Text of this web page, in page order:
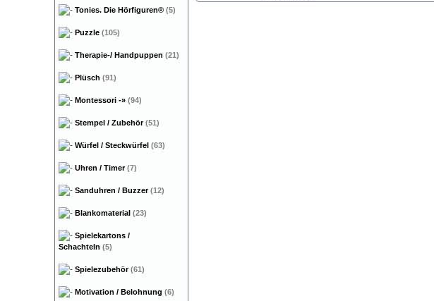
Tonies. Die Hörfiguren® (5)
Puzzle (105)
Therapie-/ Handpuppen (21)
Plüsch (91)
Montessori -» (94)
Stempel / Zubehör(51)
Würfel / Steckwürfel (63)
Uhren / Timer(7)
Sanduhren / Buzzer(12)
Blankomaterial (23)
Spielekartons /
Schachteln (5)
Spielezubehör(61)
Motivation / Belohnung (6)